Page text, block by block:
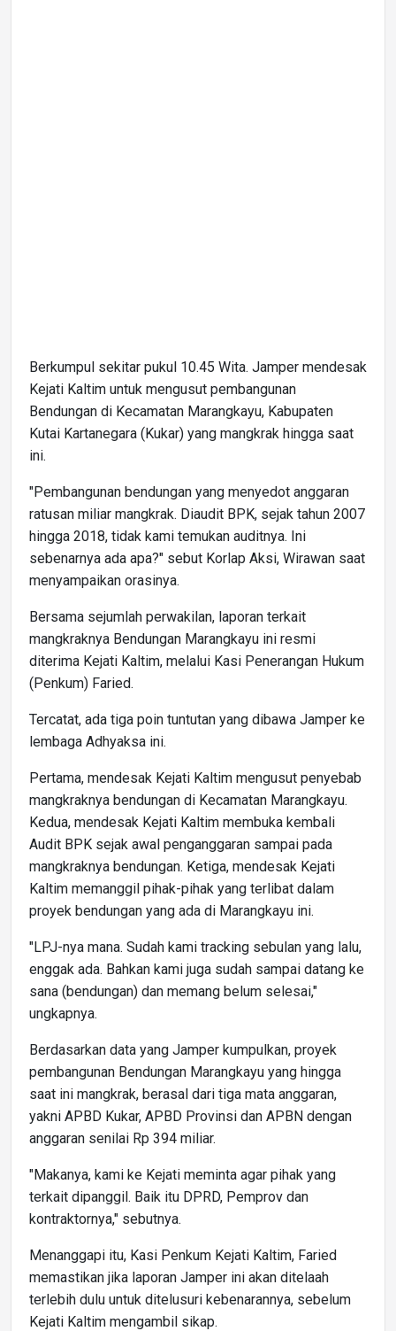
Berkumpul sekitar pukul 10.45 Wita. Jamper mendesak
Kejati Kaltim untuk mengusut pembangunan
Bendungan di Kecamatan Marangkayu, Kabupaten
Kutai Kartanegara (Kukar) yang mangkrak hingga saat
ini.
"Pembangunan bendungan yang menyedot anggaran
ratusan miliar mangkrak. Diaudit BPK, sejak tahun 2007
hingga 2018, tidak kami temukan auditnya. Ini
sebenarnya ada apa?" sebut Korlap Aksi, Wirawan saat
menyampaikan orasinya.
Bersama sejumlah perwakilan, laporan terkait
mangkraknya Bendungan Marangkayu ini resmi
diterima Kejati Kaltim, melalui Kasi Penerangan Hukum
(Penkum) Faried.
Tercatat, ada tiga poin tuntutan yang dibawa Jamper ke
lembaga Adhyaksa ini.
Pertama, mendesak Kejati Kaltim mengusut penyebab
mangkraknya bendungan di Kecamatan Marangkayu.
Kedua, mendesak Kejati Kaltim membuka kembali
Audit BPK sejak awal penganggaran sampai pada
mangkraknya bendungan. Ketiga, mendesak Kejati
Kaltim memanggil pihak-pihak yang terlibat dalam
proyek bendungan yang ada di Marangkayu ini.
"LPJ-nya mana. Sudah kami tracking sebulan yang lalu,
enggak ada. Bahkan kami juga sudah sampai datang ke
sana (bendungan) dan memang belum selesai,"
ungkapnya.
Berdasarkan data yang Jamper kumpulkan, proyek
pembangunan Bendungan Marangkayu yang hingga
saat ini mangkrak, berasal dari tiga mata anggaran,
yakni APBD Kukar, APBD Provinsi dan APBN dengan
anggaran senilai Rp 394 miliar.
"Makanya, kami ke Kejati meminta agar pihak yang
terkait dipanggil. Baik itu DPRD, Pemprov dan
kontraktornya," sebutnya.
Menanggapi itu, Kasi Penkum Kejati Kaltim, Faried
memastikan jika laporan Jamper ini akan ditelaah
terlebih dulu untuk ditelusuri kebenarannya, sebelum
Kejati Kaltim mengambil sikap.